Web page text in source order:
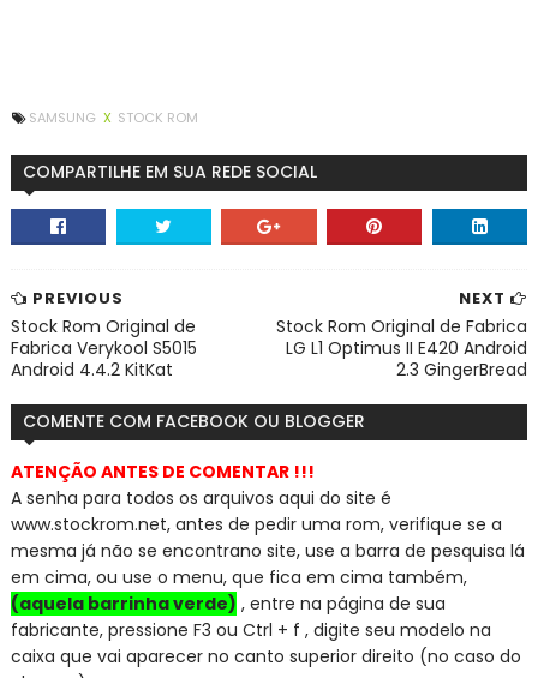
SAMSUNG X STOCK ROM
COMPARTILHE EM SUA REDE SOCIAL
NEXT
Stock Rom Original de Fabrica
LG L1 Optimus II E420 Android
2.3 GingerBread
PREVIOUS
Stock Rom Original de
Fabrica Verykool S5015
Android 4.4.2 KitKat
COMENTE COM FACEBOOK OU BLOGGER
ATENÇÃO ANTES DE COMENTAR !!!
A senha para todos os arquivos aqui do site é
www.stockrom.net, antes de pedir uma rom, verifique se a
mesma já não se encontrano site, use a barra de pesquisa lá
em cima, ou use o menu, que fica em cima também,
(aquela barrinha verde) , entre na página de sua
fabricante, pressione F3 ou Ctrl + f , digite seu modelo na
caixa que vai aparecer no canto superior direito (no caso do